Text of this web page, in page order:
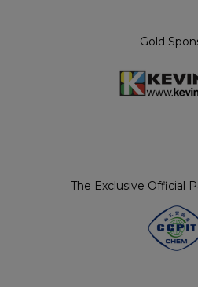
Gold
The Exclusive Official